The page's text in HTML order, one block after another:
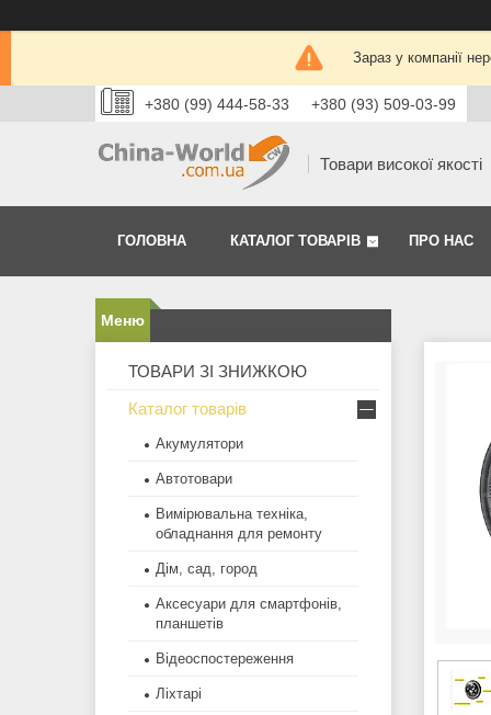
Зараз у компанії
+380 (99) 444-58-33 +380 (93) 509-03-99
Товари високої якості
ГОЛОВНА КАТАЛОГ ТОВАРІВ ПРО НАС
ТОВАРИ ЗІ ЗНИЖКОЮ
Каталог товарів
Акумулятори
Автотовари
Вимірювальна техніка,
обладнання для ремонту
Дім, сад, город
Аксесуари для смартфонів,
планшетів
Відеоспостереження
Ліхтарі